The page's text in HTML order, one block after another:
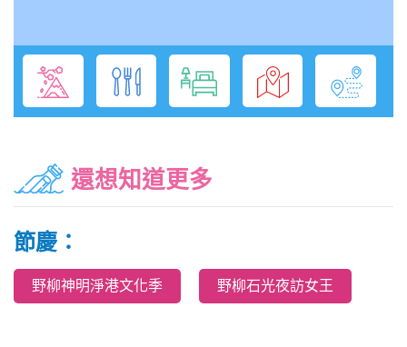
還想知道更多
節慶：
野柳神明淨港文化季 野柳石光夜訪女王